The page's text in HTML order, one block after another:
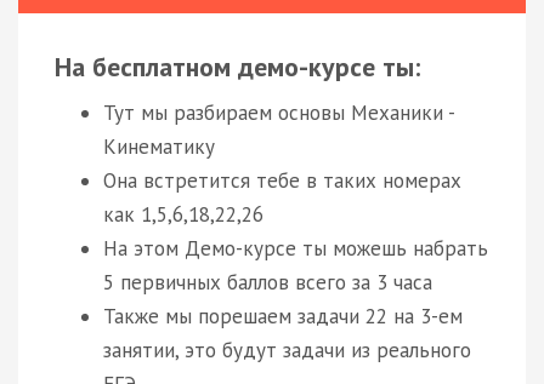
На бесплатном демо-курсе ты:
Тут мы разбираем основы Механики -
Кинематику
Она встретится тебе в таких номерах
как 1,5,6,18,22,26
На этом Демо-курсе ты можешь набрать
5 первичных баллов всего за 3 часа
Также мы порешаем задачи 22 на 3-ем
занятии, это будут задачи из реального